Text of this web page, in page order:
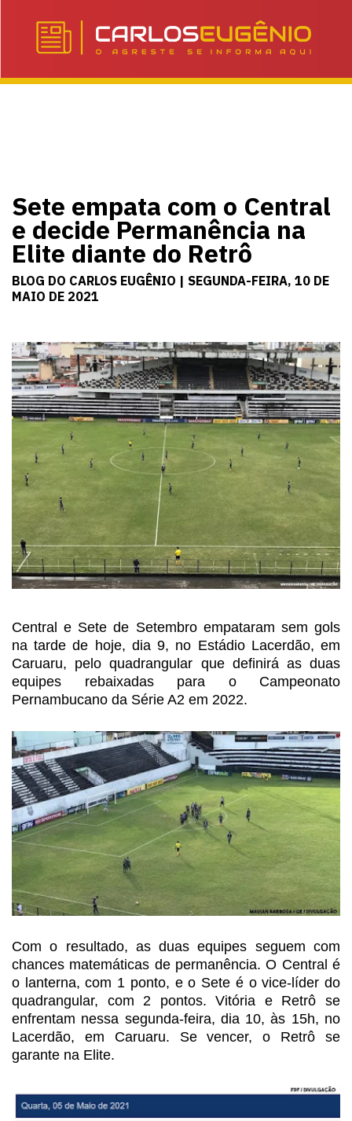
Sete empata com o Central
e decide Permanência na
Elite diante do Retrô
BLOG DO CARLOS EUGÊNIO | SEGUNDA-FEIRA, 10 DE
MAIO DE 2021
Central e Sete de Setembro empataram sem gols
na tarde de hoje, dia 9, no Estádio Lacerdão, em
Caruaru, pelo quadrangular que definirá asduas
equipes rebaixadas para o Campeonato
Pernambucano da Série A2 em 2022.
Com o resultado, as duas equipes seguem com
chances matemáticas de permanência. O Central é
o lanterna, com 1 ponto, e o Sete é ovice-líder do
quadrangular, com 2 pontos. Vitória e Retrô se
enfrentam nessa segunda-feira, dia 10, às 15h, no
Lacerdão, em Caruaru. Se vencer, o Retrô se
garante na Elite.